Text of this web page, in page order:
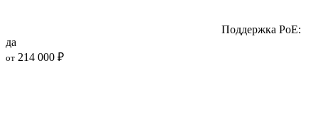
Поддержка PoE:
да
от 214 000 ₽